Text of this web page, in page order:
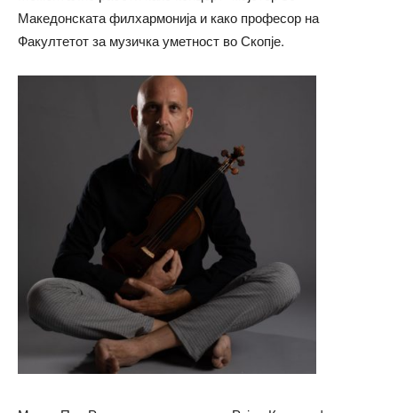
Македонската филхармонија и како професор на
Факултетот за музичка уметност во Скопје.